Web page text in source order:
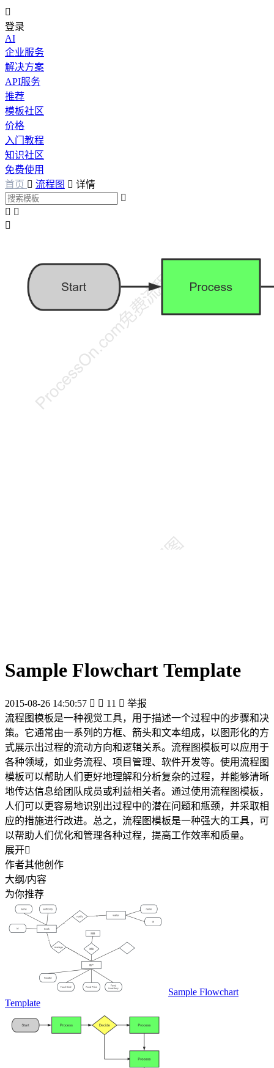

登录
AI
企业服务
解决方案
API服务
推荐
模板社区
价格
入门教程
知识社区
免费使用
首页  流程图  详情

 

Sample Flowchart Template
2015-08-26 14:50:57   11  举报
流程图模板是一种视觉工具，用于描述一个过程中的步骤和决
策。它通常由一系列的方框、箭头和文本组成，以图形化的方
式展示出过程的流动方向和逻辑关系。流程图模板可以应用于
各种领域，如业务流程、项目管理、软件开发等。使用流程图
模板可以帮助人们更好地理解和分析复杂的过程，并能够清晰
地传达信息给团队成员或利益相关者。通过使用流程图模板，
人们可以更容易地识别出过程中的潜在问题和瓶颈，并采取相
应的措施进行改进。总之，流程图模板是一种强大的工具，可
以帮助人们优化和管理各种过程，提高工作效率和质量。
展开
作者其他创作
大纲/内容
为你推荐
Sample Flowchart
Template